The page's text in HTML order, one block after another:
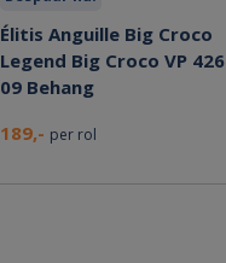
Élitis Anguille Big Croco
Legend Big Croco VP 426
09 Behang
189,- per rol